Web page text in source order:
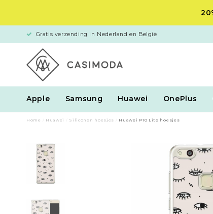
Gratis verzending in Nederland en België
Apple Samsung Huawei OnePlus
Home Huawei Siliconen hoesjes Huawei P10 Lite hoesjes